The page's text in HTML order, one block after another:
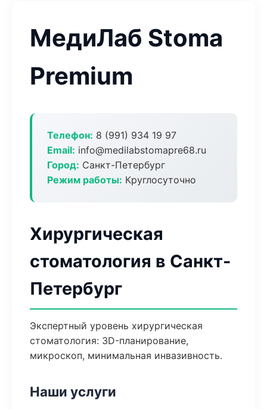
МедиЛаб Stoma
Premium
Телефон: 8 (991) 934 19 97
Email: info@medilabstomapre68.ru
Город: Санкт-Петербург
Режим работы: Круглосуточно
Хирургическая
стоматология в Санкт-
Петербург
Экспертный уровень хирургическая
стоматология: 3D-планирование,
микроскоп, минимальная инвазивность.
Наши услуги